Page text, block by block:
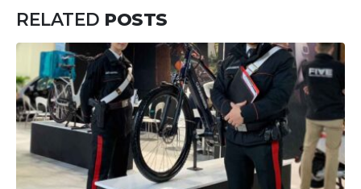
RELATED POSTS